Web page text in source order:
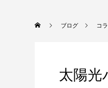
ブログ コ
太陽光